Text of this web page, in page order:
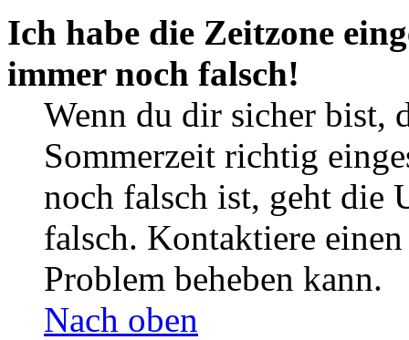
Ich habe die Zeitzone
immer noch falsch!
Wenn du dir sicher bist,
Sommerzeit richtig
noch falsch ist, geht die
falsch. Kontaktiere
Problem beheben kann.
Nach oben